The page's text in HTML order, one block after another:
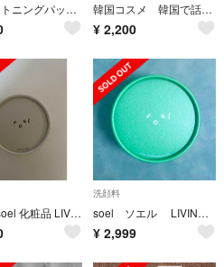
cjブライトニングパック ブラシ付き 韓国コスメ 韓国で話題のWHIPPED ホイップド 洗顔
¥ 2,200
ソエル soel 化粧品 LIVING-OIL リビングオイル 生せっけん 10
洗顔料
soel ソエル LIVING-OIL GOLDEN LIME 生せっけん
¥ 2,999